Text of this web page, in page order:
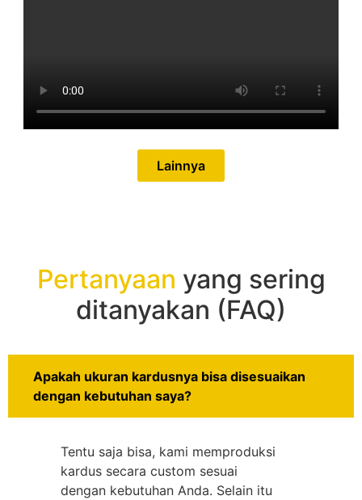
Lainnya
Pertanyaan yang sering
ditanyakan (FAQ)
Apakah ukuran kardusnya bisa disesuaikan
dengan kebutuhan saya?
Tentu saja bisa, kami memproduksi
kardus secara custom sesuai
dengan kebutuhan Anda. Selain itu